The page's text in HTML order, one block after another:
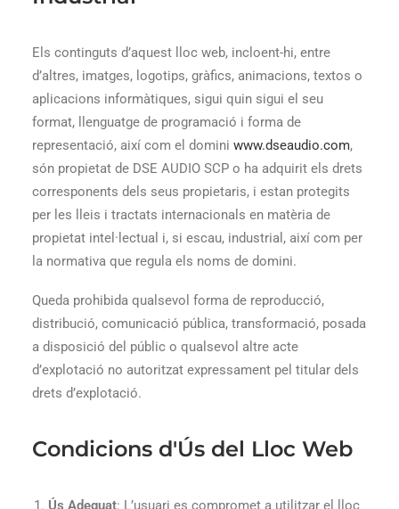
Els continguts d’aquest lloc web, incloent-hi, entre
d’altres, imatges, logotips, gràfics, animacions, textos o
aplicacions informàtiques, sigui quin sigui el seu
format, llenguatge de programació i forma de
representació, així com el domini www.dseaudio.com,
són propietat de DSE AUDIO SCP o ha adquirit els drets
corresponents dels seus propietaris, i estan protegits
per les lleis i tractats internacionals en matèria de
propietat intel·lectual i, si escau, industrial, així com per
la normativa que regula els noms de domini.
Queda prohibida qualsevol forma de reproducció,
distribució, comunicació pública, transformació, posada
a disposició del públic o qualsevol altre acte
d’explotació no autoritzat expressament pel titular dels
drets d’explotació.
Condicions d'Ús del Lloc Web
Ús Adequat: L’usuari es compromet a utilitzar el lloc